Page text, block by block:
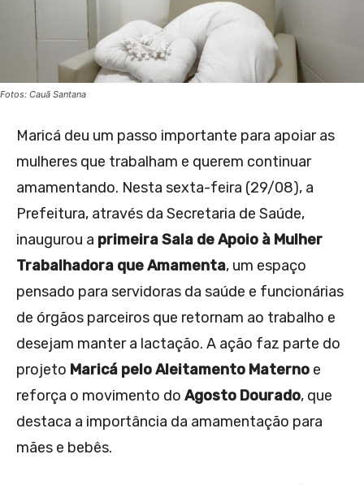
Fotos: Cauã Santana
Maricá deu um passo importante para apoiar as
mulheres que trabalham e querem continuar
amamentando. Nesta sexta-feira (29/08), a
Prefeitura, através da Secretaria de Saúde,
inaugurou a primeira Sala de Apoio à Mulher
Trabalhadora que Amamenta, um espaço
pensado para servidoras da saúde e funcionárias
de órgãos parceiros que retornam ao trabalho e
desejam manter a lactação. A ação faz parte do
projeto Maricá pelo Aleitamento Materno e
reforça o movimento do Agosto Dourado, que
destaca a importância da amamentação para
mães e bebês.